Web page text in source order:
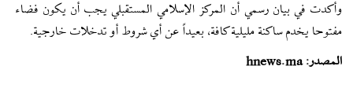
وأكدت في بيان رسمي أن المركز الإسلامي المستقبلي يجب أن يكون فضاء
مفتوحا يخدم ساكنة مليلية كافة، بعيداً عن أي شروط أو تدخلات خارجية.
المصدر: hnews.ma